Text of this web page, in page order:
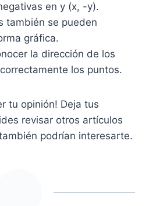
en y (x, -y).
también se pueden
gráfica.
la dirección de los
los puntos.
tu opinión! Deja tus
revisar otros artículos
podrían interesarte.